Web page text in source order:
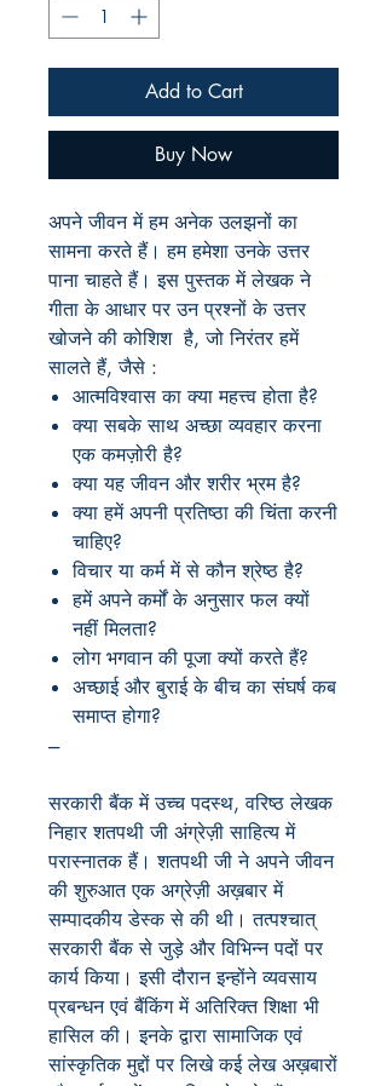
Add to Cart
Buy Now
अपने जीवन में हम अनेक उलझनों का
सामना करते हैं। हम हमेशा उनके उत्तर
पाना चाहते हैं। इस पुस्तक में लेखक ने
गीता के आधार पर उन प्रश्नों के उत्तर
खोजने की कोशिश है, जो निरंतर हमें
सालते हैं, जैसे :
आत्मविश्वास का क्या महत्त्व होता है?
क्या सबके साथ अच्छा व्यवहार करना
एक कमज़ोरी है?
क्या यह जीवन और शरीर भ्रम है?
क्या हमें अपनी प्रतिष्ठा की चिंता करनी
चाहिए?
विचार या कर्म में से कौन श्रेष्ठ है?
हमें अपने कर्मों के अनुसार फल क्यों
नहीं मिलता?
लोग भगवान की पूजा क्यों करते हैं?
अच्छाई और बुराई के बीच का संघर्ष कब
समाप्त होगा?
---
सरकारी बैंक में उच्च पदस्थ, वरिष्ठ लेखक
निहार शतपथी जी अंग्रेज़ी साहित्य में
परास्नातक हैं। शतपथी जी ने अपने जीवन
की शुरुआत एक अग्रेज़ी अख़बार में
सम्पादकीय डेस्क से की थी। तत्पश्चात्
सरकारी बैंक से जुड़े और विभिन्न पदों पर
कार्य किया। इसी दौरान इन्होंने व्यवसाय
प्रबन्धन एवं बैंकिंग में अतिरिक्त शिक्षा भी
हासिल की। इनके द्वारा सामाजिक एवं
सांस्कृतिक मुद्दों पर लिखे कई लेख अख़बारों